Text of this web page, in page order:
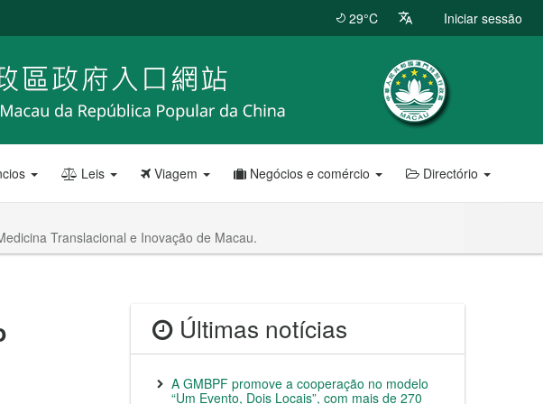
29°C Iniciar sessão
Leis Viagem Negócios e comércio Directório
Translacional e Inovação de Macau.
Últimas notícias
A GMBPF promove a cooperação no modelo
“Um Evento, Dois Locais”, com mais de 270